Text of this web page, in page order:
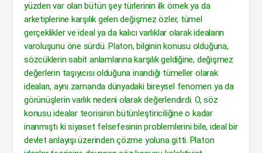
yüzden var olan bütün şey türlerinin ilk örnek ya da
arketiplerine karşılık gelen değişmez özler, tümel
gerçeklikler ve ideal ya da kalıcı varlıklar olarak ideaların
varoluşunu öne sürdü. Platon, bilginin konusu olduğuna,
sözcüklerin sabit anlamlarına karşılık geldiğine, değişmez
değerlerin taşıyıcısı olduğuna inandığı tümeller olarak
ideaları, aynı zamanda dünyadaki bireysel fenomen ya da
görünüşlerin varlık nedeni olarak değerlendirdi. O, söz
konusu idealar teorisinin bütünleştiriciliğine o kadar
inanmıştı ki siyaset felsefesinin problemlerini bile, ideal bir
devlet anlayışı üzerinden çözme yoluna gitti. Platon